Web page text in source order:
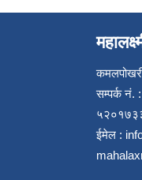
सम्पर्क
ईमेल :